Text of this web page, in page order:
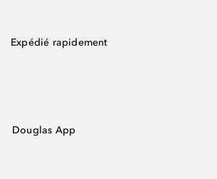
Expédié rapidement
Douglas App